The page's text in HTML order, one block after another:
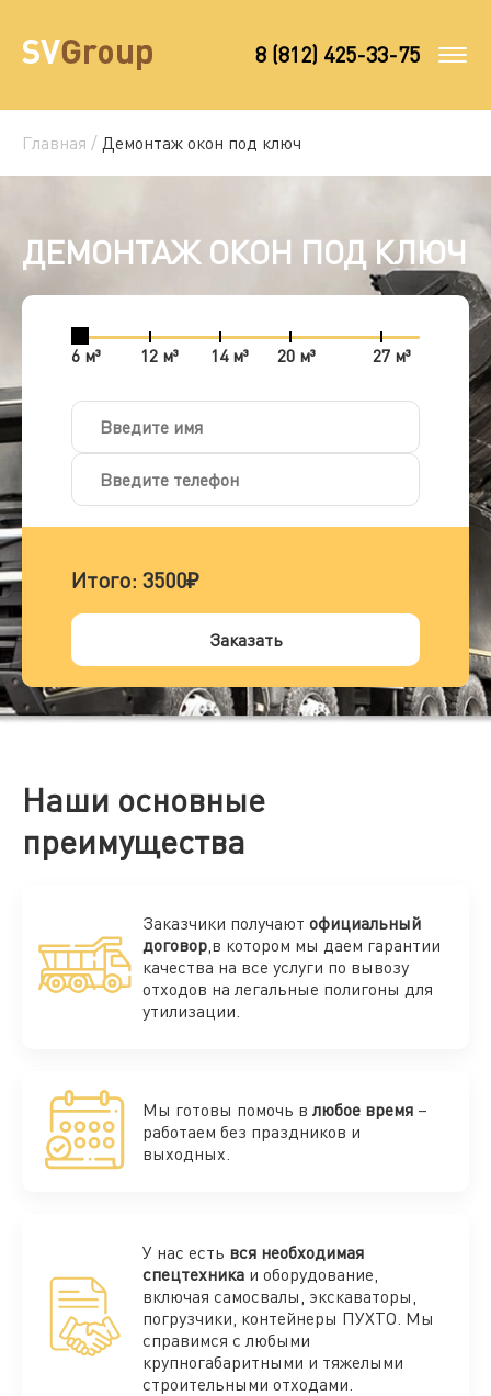
8 (812) 425-33-75
Главная / Демонтаж окон под ключ
ДЕМОНТАЖ ОКОН ПОД КЛЮЧ
6 м³ 12 м³ 14 м³ 20 м³ 27 м³
Итого: 3500₽
Заказать
Наши основные
преимущества
Заказчики получают официальный
договор,в котором мы даем гарантии
качества на все услуги по вывозу
отходов на легальные полигоны для
утилизации.
Мы готовы помочь в любое время –
работаем без праздников и
выходных.
У нас есть вся необходимая
спецтехника и оборудование,
включая самосвалы, экскаваторы,
погрузчики, контейнеры ПУХТО. Мы
справимся с любыми
крупногабаритными и тяжелыми
строительными отходами.